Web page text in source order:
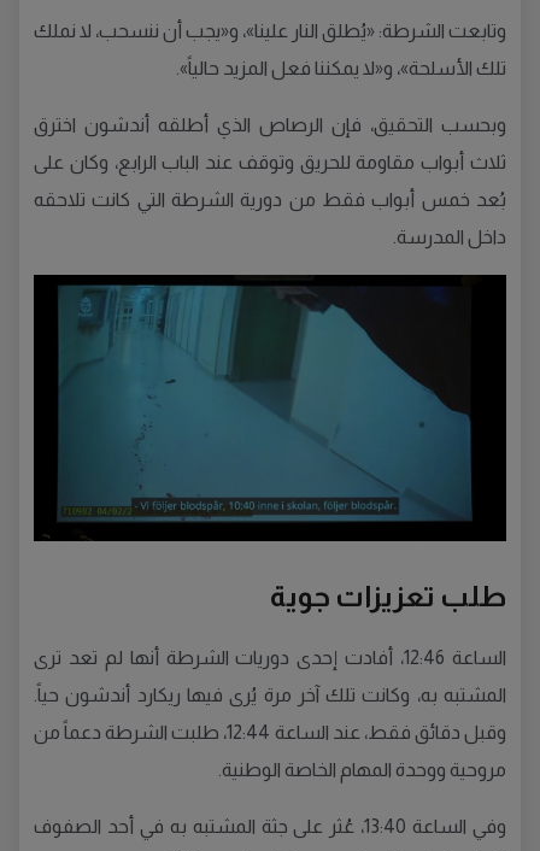
وتابعت الشرطة: «يُطلق النار علينا»، و«يجب أن ننسحب، لا نملك
تلك الأسلحة»، و«لا يمكننا فعل المزيد حالياً».
وبحسب التحقيق، فإن الرصاص الذي أطلقه أندشون اخترق
ثلاث أبواب مقاومة للحريق وتوقف عند الباب الرابع، وكان على
بُعد خمس أبواب فقط من دورية الشرطة التي كانت تلاحقه
داخل المدرسة.
طلب تعزيزات جوية
الساعة 12:46، أفادت إحدى دوريات الشرطة أنها لم تعد ترى
المشتبه به، وكانت تلك آخر مرة يُرى فيها ريكارد أندشون حياً.
وقبل دقائق فقط، عند الساعة 12:44، طلبت الشرطة دعماً من
مروحية ووحدة المهام الخاصة الوطنية.
وفي الساعة 13:40، عُثر على جثة المشتبه به في أحد الصفوف